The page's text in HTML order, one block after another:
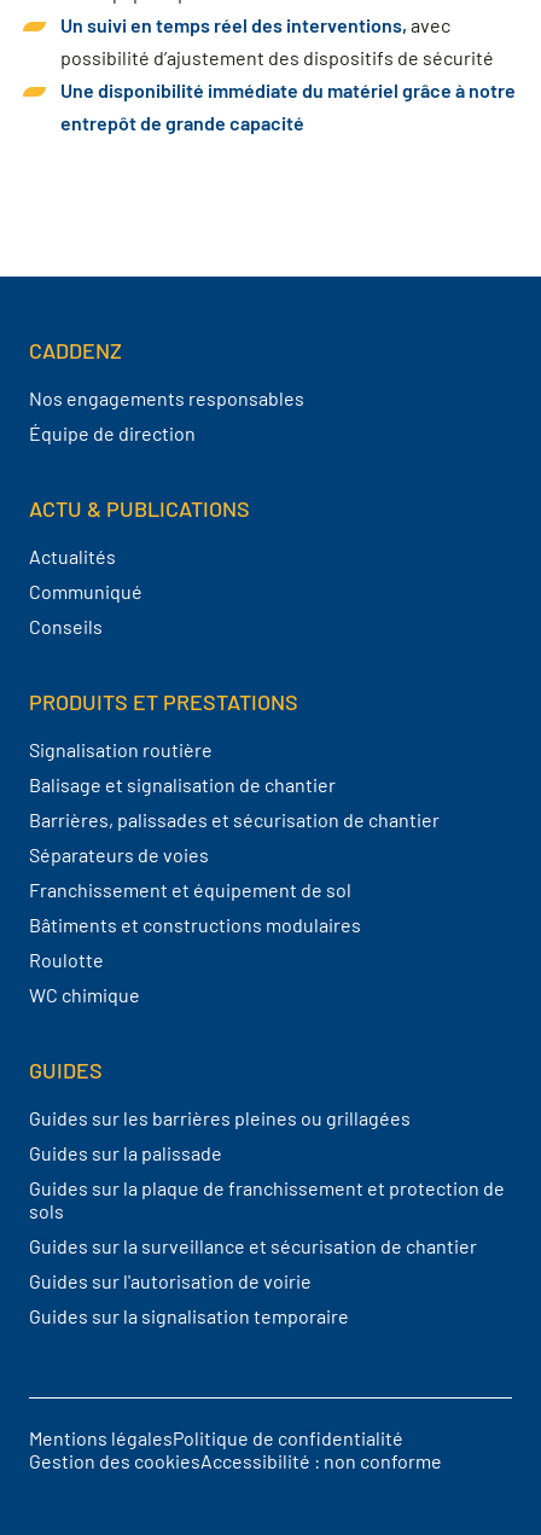
Un suivi en temps réel des interventions, avec
possibilité d’ajustement des dispositifs de sécurité
Une disponibilité immédiate du matériel grâce à notre
entrepôt de grande capacité
Navigation pied de page
CADDENZ
Nos engagements responsables
Équipe de direction
ACTU & PUBLICATIONS
Actualités
Communiqué
Conseils
PRODUITS ET PRESTATIONS
Signalisation routière
Balisage et signalisation de chantier
Barrières, palissades et sécurisation de chantier
Séparateurs de voies
Franchissement et équipement de sol
Bâtiments et constructions modulaires
Roulotte
WC chimique
GUIDES
Guides sur les barrières pleines ou grillagées
Guides sur la palissade
Guides sur la plaque de franchissement et protection de
sols
Guides sur la surveillance et sécurisation de chantier
Guides sur l'autorisation de voirie
Guides sur la signalisation temporaire
Pied de page
Mentions légalesPolitique de confidentialité
Gestion des cookiesAccessibilité : non conforme